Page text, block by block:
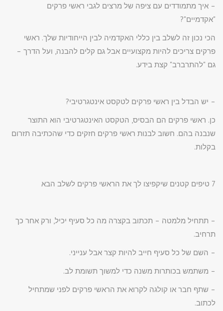
– איך מתמודדים עם ציפה של מרצים לגבי ראשי פרקים
"אקדמיים"?
הכי נכון זה לשלב בין כללי האקדמיה לבין הייחודיות שלך. ראשי
פרקים צריכים להיות מקצועיים אבל גם קלים להבנה, ועל הדרך –
גם "להתרברב" קצת בידע.
– יש הבדל בין ראשי פרקים לטקסט אינטגרטיבי?
כן. ראשי פרקים הם הבסיס, הטקסט האינטגרטיבי הוא התוצר
שנבנה בהם. חשוב לבנות ראשי פרקים חזקים כדי שהכתיבה תזרום
בקלות.
7 טיפים קטנים שיקפיצו לך את הראשי פרקים לשלב הבא
– תתחיל מלמטה – תכתוב בקצרה מה כל סעיף יכיל, ורק אחר כך
תרחיב.
– השם של כל סעיף חייב להיות קצר אבל ענייני.
– משתמש בכותרות משנה כדי למשוך תשומת לב.
– שתף חבר או קולגה לקרוא את הראשי פרקים לפני שמתחיל
לכתוב.